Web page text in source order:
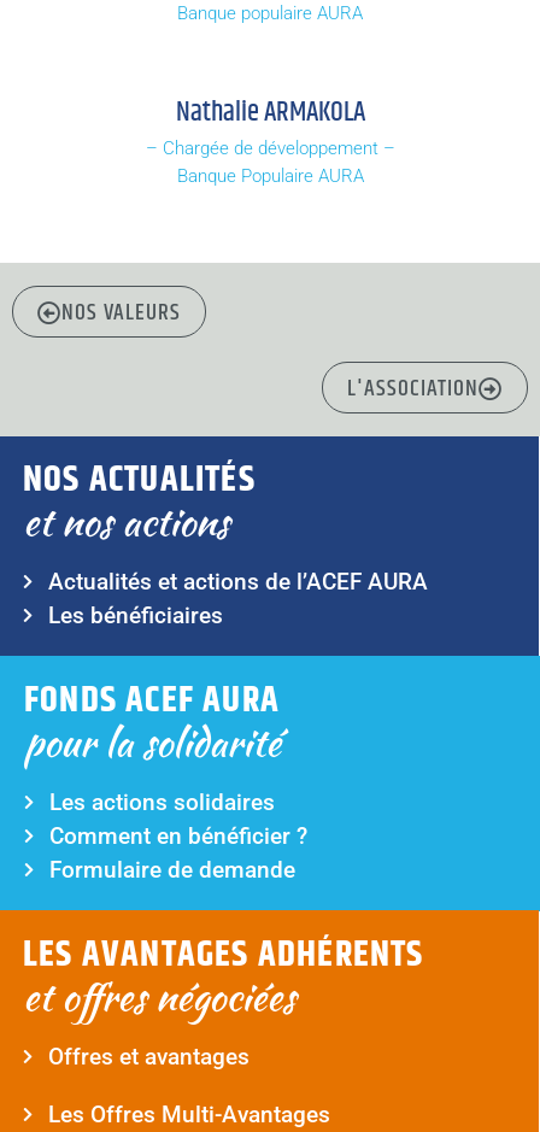
Banque populaire AURA
Nathalie ARMAKOLA
– Chargée de développement –
Banque Populaire AURA
NOS VALEURS
L'ASSOCIATION
NOS ACTUALITÉS
et nos actions
Actualités et actions de l’ACEF AURA
Les bénéficiaires
FONDS ACEF AURA
pour la solidarité
Les actions solidaires
Comment en bénéficier ?
Formulaire de demande
LES AVANTAGES ADHÉRENTS
et offres négociées
Offres et avantages
Les Offres Multi-Avantages